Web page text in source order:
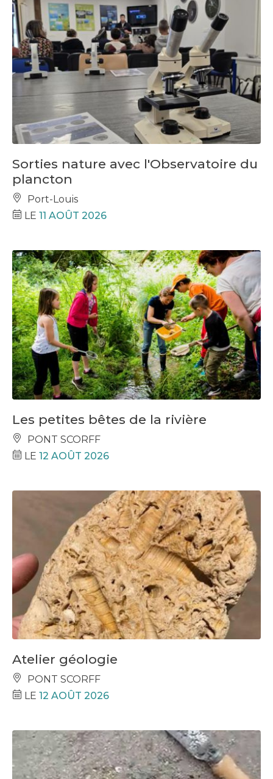
Sorties nature avec l'Observatoire du
plancton
Port-Louis
LE 11 AOÛT 2026
Les petites bêtes de la rivière
PONT SCORFF
LE 12 AOÛT 2026
Atelier géologie
PONT SCORFF
LE 12 AOÛT 2026